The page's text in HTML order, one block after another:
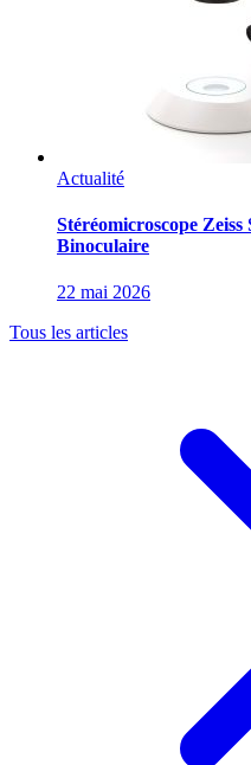
Actualité
Stéréomicroscope
Binoculaire
22 mai 2026
Tous les articles